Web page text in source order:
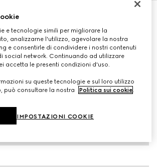
GG
e tecnologie simili per migliorare la
analizzarne l'utilizzo, agevolare la nostra
e consentirle di condividere i nostri contenuti
social network. Continuando ad utilizzare
accetta le presenti condizioni d'uso.
su queste tecnologie e sul loro utilizzo
può consultare la nostra
Politica sui cookie.
IMPOSTAZIONI COOKIE